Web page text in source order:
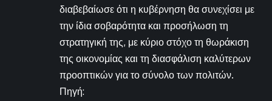
διαβεβαίωσε ότι η κυβέρνηση θα συνεχίσει με
την ίδια σοβαρότητα και προσήλωση τη
στρατηγική της, με κύριο στόχο τη θωράκιση
της οικονομίας και τη διασφάλιση καλύτερων
προοπτικών για το σύνολο των πολιτών.
Πηγή: